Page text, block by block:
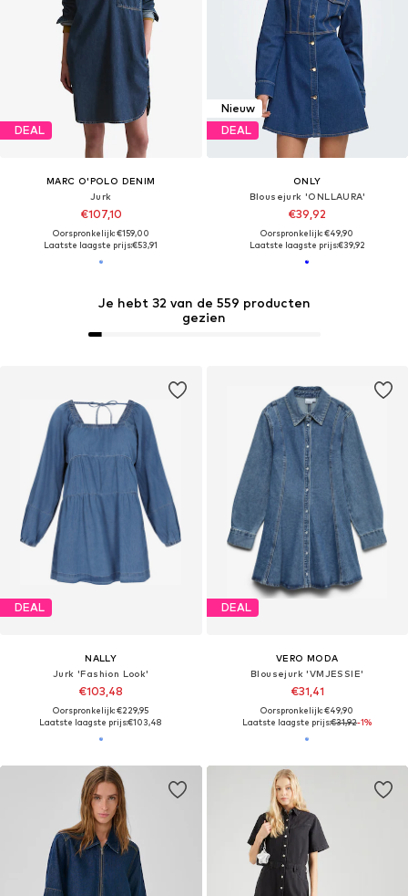
DEAL
MARC O'POLO DENIM
Jurk
€107,10
Oorspronkelijk: €159,00
Laatste laagste prijs:€53,91
Nieuw
DEAL
ONLY
Blousejurk 'ONLLAURA'
€39,92
Oorspronkelijk: €49,90
Laatste laagste prijs:€39,92
DEAL
NALLY
Jurk 'Fashion Look'
€103,48
Oorspronkelijk: €229,95
Laatste laagste prijs:€103,48
DEAL
VERO MODA
Blousejurk 'VMJESSIE'
€31,41
Oorspronkelijk: €49,90
Laatste laagste prijs:€31,92-1%
Je hebt 32 van de 559 producten
gezien